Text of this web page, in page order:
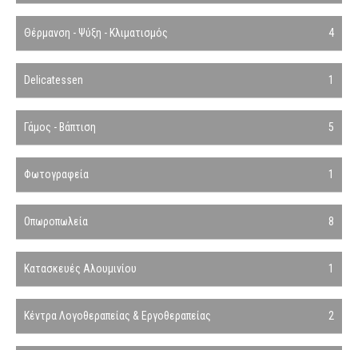
Θέρμανση - Ψύξη - Κλιματισμός 4
Delicatessen 1
Γάμος - Βάπτιση 5
Φωτογραφεία 1
Οπωροπωλεία 8
Κατασκευές Αλουμινίου 1
Κέντρα Λογοθεραπείας & Εργοθεραπείας 2